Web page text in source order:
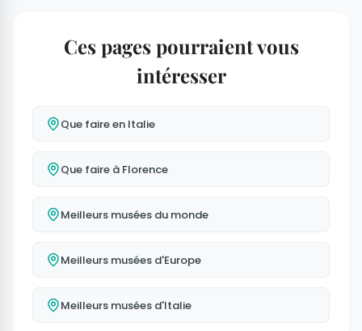
Ces pages pourraient vous
intéresser
Que faire en Italie
Que faire à Florence
Meilleurs musées du monde
Meilleurs musées d'Europe
Meilleurs musées d'Italie